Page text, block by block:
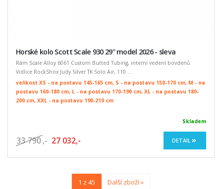
Horské kolo Scott Scale 930 29" model 2026 - sleva
Rám Scale Alloy 6061 Custom Butted Tubing, interní vedení bovdenů
Vidlice RockShox Judy Silver TK Solo Air, 110 ...
velikost XS - na postavu 145-165 cm, S - na postavu 150-170 cm, M - na
postavu 160-180 cm, L - na postavu 170-190 cm, XL - na postavu 180-
200 cm, XXL - na postavu 190-210 cm
Skladem
33 790 ,- 27 032,- DETAIL
1 z 45 Další zboží »